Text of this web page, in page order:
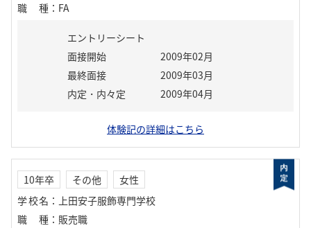
職種 ： FA
エントリーシート
面接開始
2009年02月
最終面接
2009年03月
内定・内々定
2009年04月
体験記の詳細はこちら
10年卒 その他
女性
学校名 ： 上田安子服飾専門学校
職種 ： 販売職